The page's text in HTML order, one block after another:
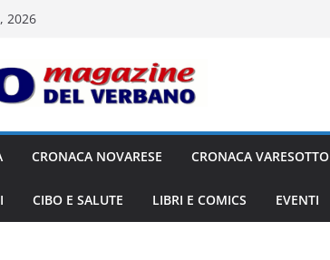
2026
CRONACA NOVARESE CRONACA VARESOTTO
CIBO E SALUTE LIBRI E COMICS EVENTI